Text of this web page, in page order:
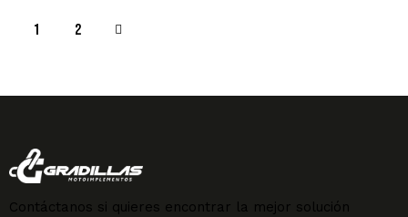
1 2
Contáctanos si quieres encontrar la mejor solución